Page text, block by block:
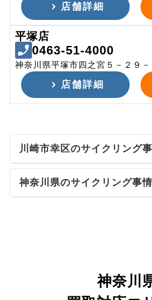
店舗詳細
平塚店
0463-51-4000
神奈川県平塚市四之宮５－２９－
店舗詳細
川崎市幸区のサイクリング
神奈川県のサイクリング事情
神奈川